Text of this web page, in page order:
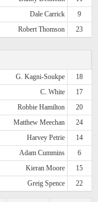
Dale Carrick
9
Robert Thomson 23
G. Kagni-Soukpe
18
C. White
17
Robbie Hamilton
20
Matthew Meechan
24
Harvey Petrie
14
Adam Cummins
6
Kieran Moore
15
Greig Spence 22